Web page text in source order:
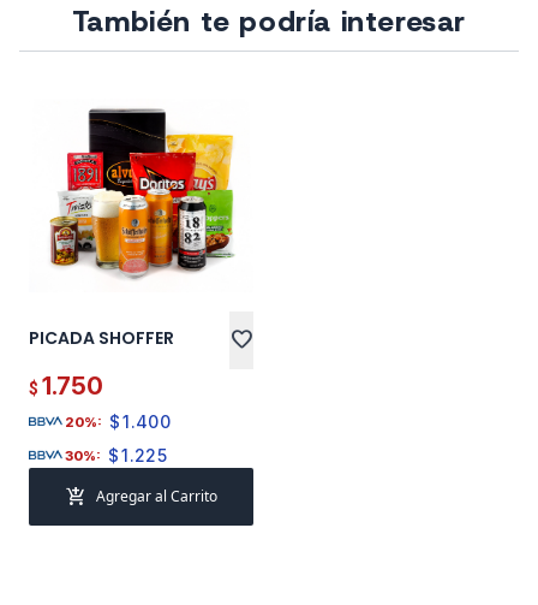
También te podría interesar
PICADA SHOFFER favorite
$ 1.750
20%: $1.400
30%: $1.225
add_shopping_cart Agregar al Carrito